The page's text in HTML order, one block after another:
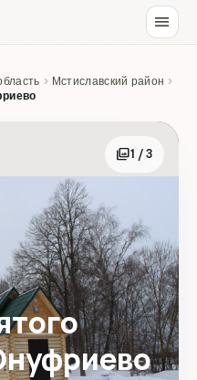
menu
› Мстиславский район ›
photo_library1 / 3